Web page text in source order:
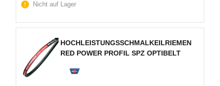
Nicht auf Lager
HOCHLEISTUNGSSCHMALKEILRIEMEN
RED POWER PROFIL SPZ OPTIBELT